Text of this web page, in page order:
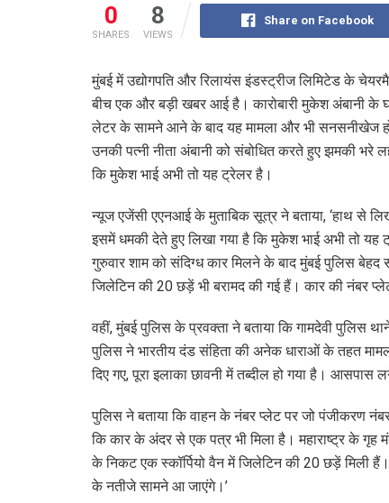
0
SHARES
8
VIEWS
Share on Facebook
मुंबई में उद्योगपति और रिलायंस इंडस्ट्रीज लिमिटेड के
बीच एक और बड़ी खबर आई है। कारोबारी मुकेश अंबानी के
लेटर के सामने आने के बाद यह मामला और भी सनसनीखेज
उनकी पत्नी नीता अंबानी को संबोधित करते हुए झमकी
कि मुकेश भाई अभी तो यह ट्रेलर है।
न्यूज एजेंसी एएनआई के मुताबिक सूत्र ने बताया, ‘हाथ से
इसमें धमकी देते हुए लिखा गया है कि मुकेश भाई अभी तो यह
गुरुवार शाम को संदिग्ध कार मिलने के बाद मुंबई पुलिस
जिलेटिन की 20 छड़ें भी बरामद की गई हैं। कार की नंबर
वहीं, मुंबई पुलिस के प्रवक्ता ने बताया कि गामदेवी पुलिस
पुलिस ने भारतीय दंड संहिता की अनेक धाराओं के तहत
दिए गए, पूरा इलाका छावनी में तब्दील हो गया है। आसपास
पुलिस ने बताया कि वाहन के नंबर प्लेट पर जो पंजीकरण
कि कार के अंदर से एक पत्र भी मिला है। महाराष्ट्र के गृह
के निकट एक स्कॉर्पियो वैन में जिलेटिन की 20 छड़ें मिली
के नतीजे सामने आ जाएंगे।’